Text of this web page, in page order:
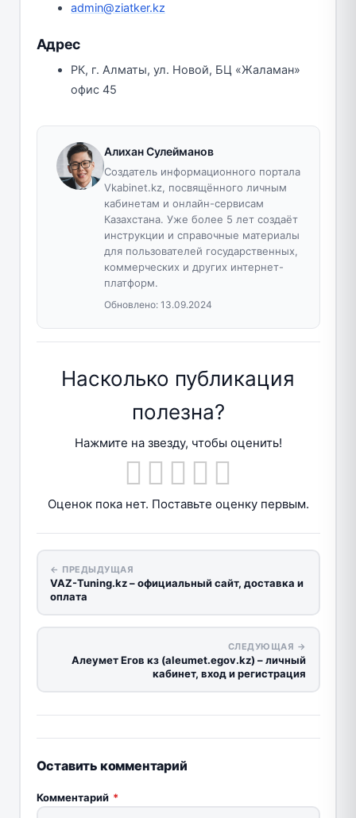
admin@ziatker.kz
Адрес
РК, г. Алматы, ул. Новой, БЦ «Жаламан»
офис 45
Алихан Сулейманов
Создатель информационного портала
Vkabinet.kz, посвящённого личным
кабинетам и онлайн-сервисам
Казахстана. Уже более 5 лет создаёт
инструкции и справочные материалы
для пользователей государственных,
коммерческих и других интернет-
платформ.
Обновлено: 13.09.2024
Насколько публикация
полезна?
Нажмите на звезду, чтобы оценить!
Оценок пока нет. Поставьте оценку первым.
← ПРЕДЫДУЩАЯ
VAZ-Tuning.kz – официальный сайт, доставка и
оплата
СЛЕДУЮЩАЯ →
Алеумет Егов кз (aleumet.egov.kz) – личный
кабинет, вход и регистрация
Оставить комментарий
Комментарий *